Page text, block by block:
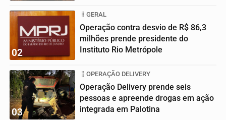
02
GERAL
Operação contra desvio de R$ 86,3
milhões prende presidente do
Instituto Rio Metrópole
03
OPERAÇÃO DELIVERY
Operação Delivery prende seis
pessoas e apreende drogas em ação
integrada em Palotina